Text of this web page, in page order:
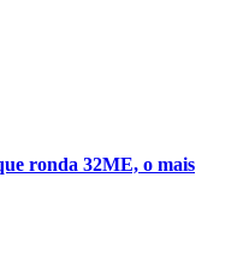
ronda 32ME, o mais